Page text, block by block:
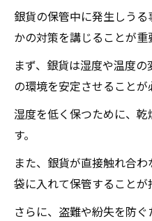
銀貨の保管中に発生しう
かの対策を講じることが重
まず、銀貨は湿度や温度
の環境を安定させることが
湿度を低く保つために、
す。
また、銀貨が直接触れ合
袋に入れて保管することが
さらに、盗難や紛失を防